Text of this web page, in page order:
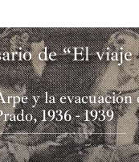
de “El viaje
y la evacuación
1936 - 1939